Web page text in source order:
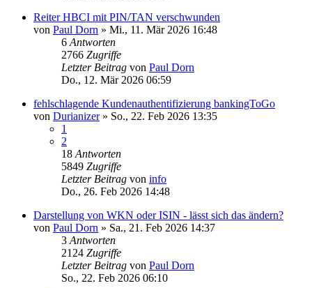
Reiter HBCI mit PIN/TAN verschwunden
von Paul Dorn » Mi., 11. Mär 2026 16:48
6 Antworten
2766 Zugriffe
Letzter Beitrag von Paul Dorn
Do., 12. Mär 2026 06:59
fehlschlagende Kundenauthentifizierung bankingToGo
von Durianizer» So., 22. Feb 2026 13:35
1
2
18 Antworten
5849 Zugriffe
Letzter Beitrag von info
Do., 26. Feb 2026 14:48
Darstellung von WKN oder ISIN - lässt sich das ändern?
von Paul Dorn » Sa., 21. Feb 2026 14:37
3 Antworten
2124 Zugriffe
Letzter Beitrag von Paul Dorn
So., 22. Feb 2026 06:10